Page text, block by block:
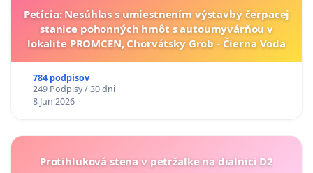
Petícia: Nesúhlas s umiestnením výstavby čerpacej
stanice pohonných hmôt s autoumyvárňou v
lokalite PROMCEN, Chorvátsky Grob - Čierna Voda
784 podpisov
249 Podpisy / 30 dni
8 Jun 2026
Protihluková stena v petržalke na dialnici D2